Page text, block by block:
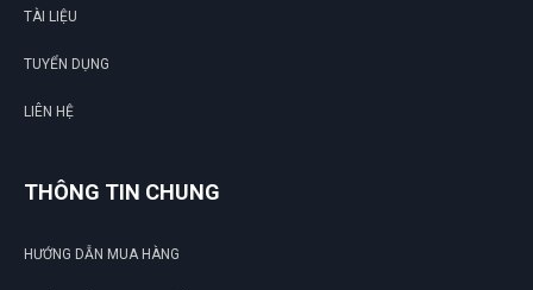
TÀI LIỆU
TUYỂN DỤNG
LIÊN HỆ
THÔNG TIN CHUNG
HƯỚNG DẪN MUA HÀNG